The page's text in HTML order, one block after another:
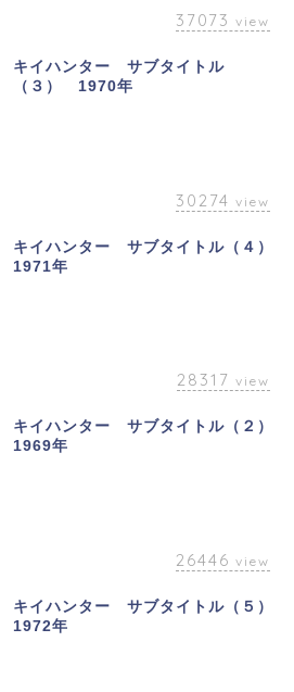
37073 view
キイハンター サブタイトル
（３） 1970年
30274 view
キイハンター サブタイトル（４）
1971年
28317 view
キイハンター サブタイトル（２）
1969年
26446 view
キイハンター サブタイトル（５）
1972年